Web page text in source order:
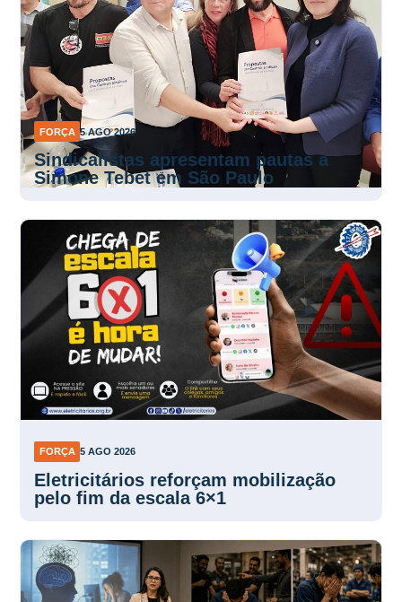
FORÇA 5 AGO 2026
Sindicalistas apresentam pautas a
Simone Tebet em São Paulo
FORÇA 5 AGO 2026
Eletricitários reforçam mobilização
pelo fim da escala 6×1